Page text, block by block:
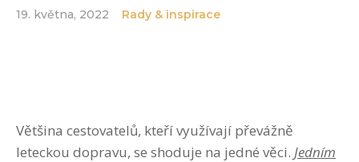
19. května, 2022 Rady & inspirace
Většina cestovatelů, kteří využívají převážně
leteckou dopravu, se shoduje na jedné věci. Jedním